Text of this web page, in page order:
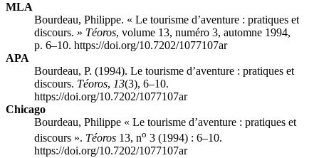
MLA
Bourdeau, Philippe. « Le tourisme d’aventure : pratiques et
discours. » Téoros, volume 13, numéro 3, automne 1994,
p. 6–10. https://doi.org/10.7202/1077107ar
APA
Bourdeau, P. (1994). Le tourisme d’aventure : pratiques et
discours. Téoros, 13(3), 6–10.
https://doi.org/10.7202/1077107ar
Chicago
Bourdeau, Philippe « Le tourisme d’aventure : pratiques et
discours ». Téoros 13, no 3 (1994) : 6–10.
https://doi.org/10.7202/1077107ar